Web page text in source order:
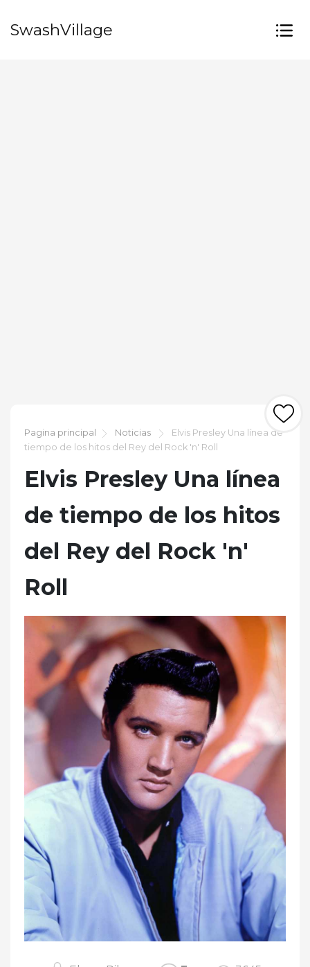
SwashVillage
Pagina principal Noticias
Elvis Presley Una línea de
tiempo de los hitos del Rey del Rock 'n' Roll
Elvis Presley Una línea
de tiempo de los hitos
del Rey del Rock 'n'
Roll